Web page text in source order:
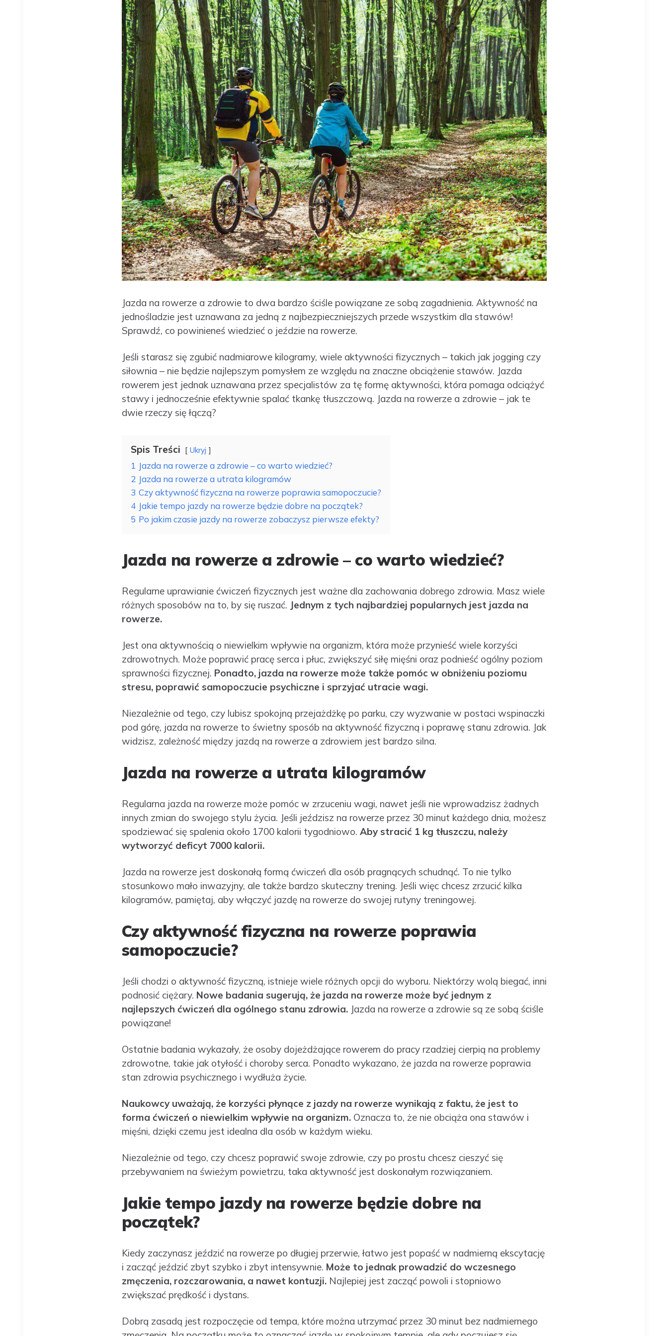
Jazda na rowerze a zdrowie to dwa bardzo ściśle powiązane ze sobą zagadnienia. Aktywność na
jednośladzie jest uznawana za jedną z najbezpieczniejszych przede wszystkim dla stawów!
Sprawdź, co powinieneś wiedzieć o jeździe na rowerze.
Jeśli starasz się zgubić nadmiarowe kilogramy, wiele aktywności fizycznych – takich jak jogging czy
siłownia – nie będzie najlepszym pomysłem ze względu na znaczne obciążenie stawów. Jazda
rowerem jest jednak uznawana przez specjalistów za tę formę aktywności, która pomaga odciążyć
stawy i jednocześnie efektywnie spalać tkankę tłuszczową. Jazda na rowerze a zdrowie – jak te
dwie rzeczy się łączą?
Spis Treści Ukryj
1 Jazda na rowerze a zdrowie – co warto wiedzieć?
2 Jazda na rowerze a utrata kilogramów
3 Czy aktywność fizyczna na rowerze poprawia samopoczucie?
4 Jakie tempo jazdy na rowerze będzie dobre na początek?
5 Po jakim czasie jazdy na rowerze zobaczysz pierwsze efekty?
Jazda na rowerze a zdrowie – co warto wiedzieć?
Regularne uprawianie ćwiczeń fizycznych jest ważne dla zachowania dobrego zdrowia. Masz wiele
różnych sposobów na to, by się ruszać. Jednym z tych najbardziej popularnych jest jazda na
rowerze.
Jest ona aktywnością o niewielkim wpływie na organizm, która może przynieść wiele korzyści
zdrowotnych. Może poprawić pracę serca i płuc, zwiększyć siłę mięśni oraz podnieść ogólny poziom
sprawności fizycznej. Ponadto, jazda na rowerze może także pomóc w obniżeniu poziomu
stresu, poprawić samopoczucie psychiczne i sprzyjać utracie wagi.
Niezależnie od tego, czy lubisz spokojną przejażdżkę po parku, czy wyzwanie w postaci wspinaczki
pod górę, jazda na rowerze to świetny sposób na aktywność fizyczną i poprawę stanu zdrowia. Jak
widzisz, zależność między jazdą na rowerze a zdrowiem jest bardzo silna.
Jazda na rowerze a utrata kilogramów
Regularna jazda na rowerze może pomóc w zrzuceniu wagi, nawet jeśli nie wprowadzisz żadnych
innych zmian do swojego stylu życia. Jeśli jeździsz na rowerze przez 30 minut każdego dnia, możesz
spodziewać się spalenia około 1700 kalorii tygodniowo. Aby stracić 1 kg tłuszczu, należy
wytworzyć deficyt 7000 kalorii.
Jazda na rowerze jest doskonałą formą ćwiczeń dla osób pragnących schudnąć. To nie tylko
stosunkowo mało inwazyjny, ale także bardzo skuteczny trening. Jeśli więc chcesz zrzucić kilka
kilogramów, pamiętaj, aby włączyć jazdę na rowerze do swojej rutyny treningowej.
Czy aktywność fizyczna na rowerze poprawia
samopoczucie?
Jeśli chodzi o aktywność fizyczną, istnieje wiele różnych opcji do wyboru. Niektórzy wolą biegać, inni
podnosić ciężary. Nowe badania sugerują, że jazda na rowerze może być jednym z
najlepszych ćwiczeń dla ogólnego stanu zdrowia. Jazda na rowerze a zdrowie są ze sobą ściśle
powiązane!
Ostatnie badania wykazały, że osoby dojeżdżające rowerem do pracy rzadziej cierpią na problemy
zdrowotne, takie jak otyłość i choroby serca. Ponadto wykazano, że jazda na rowerze poprawia
stan zdrowia psychicznego i wydłuża życie.
Naukowcy uważają, że korzyści płynące z jazdy na rowerze wynikają z faktu, że jest to
forma ćwiczeń o niewielkim wpływie na organizm. Oznacza to, że nie obciąża ona stawów i
mięśni, dzięki czemu jest idealna dla osób w każdym wieku.
Niezależnie od tego, czy chcesz poprawić swoje zdrowie, czy po prostu chcesz cieszyć się
przebywaniem na świeżym powietrzu, taka aktywność jest doskonałym rozwiązaniem.
Jakie tempo jazdy na rowerze będzie dobre na
początek?
Kiedy zaczynasz jeździć na rowerze po długiej przerwie, łatwo jest popaść w nadmierną ekscytację
i zacząć jeździć zbyt szybko i zbyt intensywnie. Może to jednak prowadzić do wczesnego
zmęczenia, rozczarowania, a nawet kontuzji.Najlepiej jest zacząć powoli i stopniowo
zwiększać prędkość i dystans.
Dobrą zasadą jest rozpoczęcie od tempa, które można utrzymać przez 30 minut bez nadmiernego